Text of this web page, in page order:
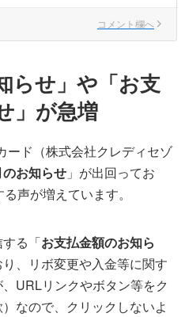
コメント欄へ
らせ」や「お支
」が急増
ード（株式会社クレディセゾ
お知らせ 」が出回ってお
声が増えています。
る「お支払金額のお知ら
、リボ変更や入金等に関す
URLリンクやボタン等をク
なので、クリックしないよ